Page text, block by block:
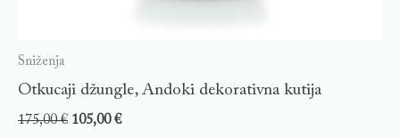
Sniženja
Otkucaji džungle, Andoki dekorativna kutija
175,00€ 105,00€